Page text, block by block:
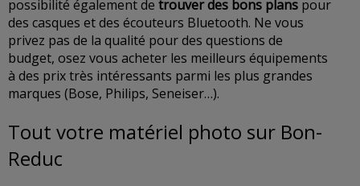
possibilité également de trouver des bons plans pour
des casques et des écouteurs Bluetooth. Ne vous
privez pas de la qualité pour des questions de
budget, osez vous acheter les meilleurs équipements
à des prix très intéressants parmi les plus grandes
marques (Bose, Philips, Seneiser…).
Tout votre matériel photo sur Bon-
Reduc